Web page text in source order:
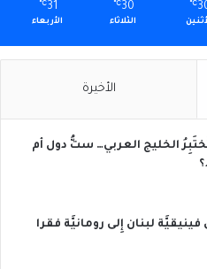
℃
30
℃
الثلاثاء
31
℃
الأربعاء
الأخيرة
الخليج العربي… ستُّ دول أم
لبنان إِلى رومانيَّة فقرا